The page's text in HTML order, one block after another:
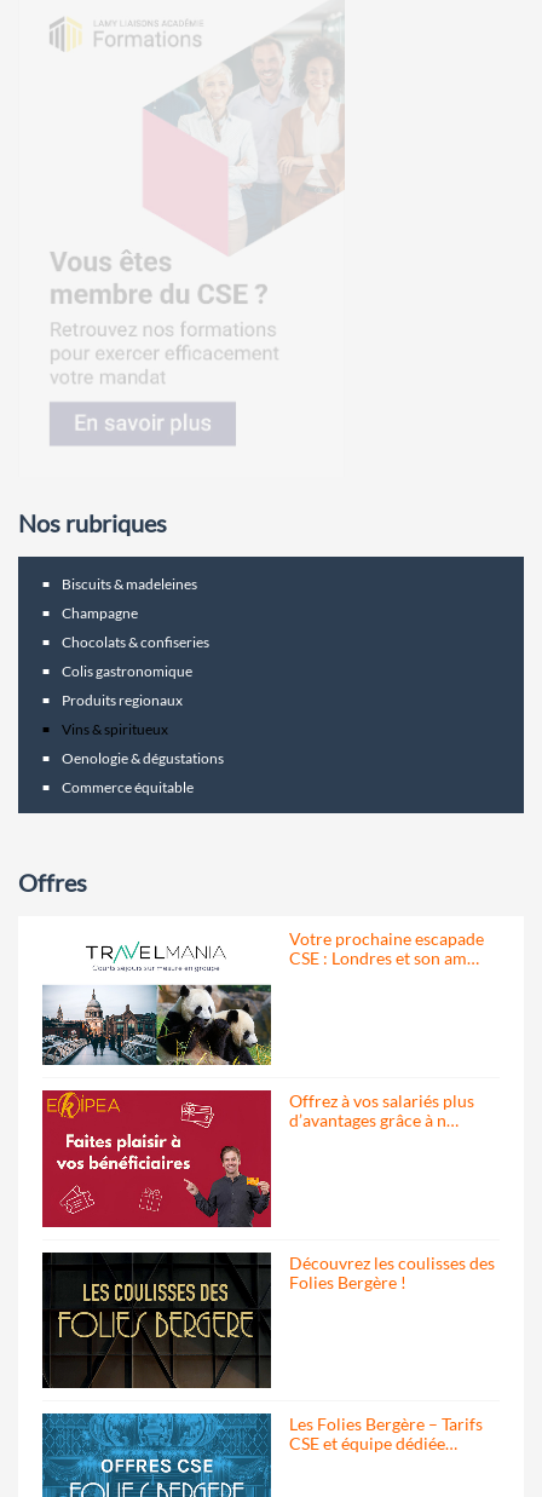
Nos rubriques
Biscuits & madeleines
Champagne
Chocolats & confiseries
Colis gastronomique
Produits regionaux
Vins & spiritueux
Oenologie & dégustations
Commerce équitable
Offres
Votre prochaine escapade
CSE : Londres et son am…
Offrez à vos salariés plus
d’avantages grâce à n…
Découvrez les coulisses des
Folies Bergère !
Les Folies Bergère – Tarifs
CSE et équipe dédiée…